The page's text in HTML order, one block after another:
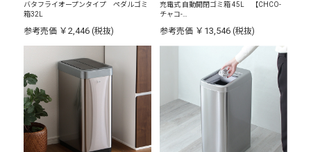
バタフライオープンタイプ ペダルゴミ
箱32L
参考売価 ￥2,446 (税抜)
充電式 自動開閉ゴミ箱 45L 【CHCO-
チャコ-…
参考売価 ￥13,546 (税抜)